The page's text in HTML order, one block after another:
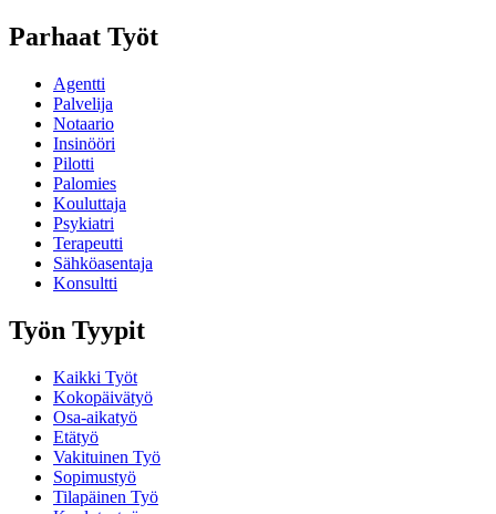
Parhaat Työt
Agentti
Palvelija
Notaario
Insinööri
Pilotti
Palomies
Kouluttaja
Psykiatri
Terapeutti
Sähköasentaja
Konsultti
Työn Tyypit
Kaikki Työt
Kokopäivätyö
Osa-aikatyö
Etätyö
Vakituinen Työ
Sopimustyö
Tilapäinen Työ